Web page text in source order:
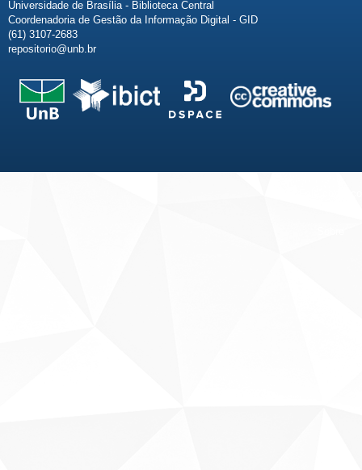
Universidade de Brasília - Biblioteca Central
Coordenadoria de Gestão da Informação Digital - GID
(61) 3107-2683
repositorio@unb.br